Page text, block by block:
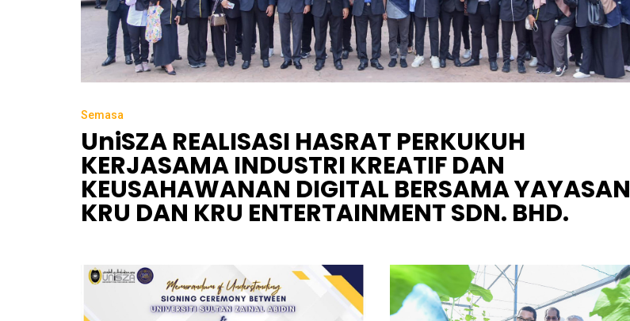
Semasa
UniSZA REALISASI HASRAT PERKUKUH
KERJASAMA INDUSTRI KREATIF DAN
KEUSAHAWANAN DIGITAL BERSAMA YAYASAN
KRU DAN KRU ENTERTAINMENT SDN. BHD.